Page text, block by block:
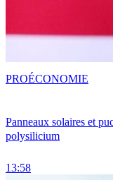
Panneaux solaires et
polysilicium
13:58
PROÉCONOMIE